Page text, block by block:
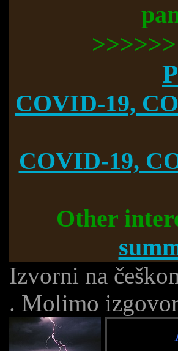
>>>>>>
COVID-19,
COVID-19,
Other
Izvorni na
. Molimo